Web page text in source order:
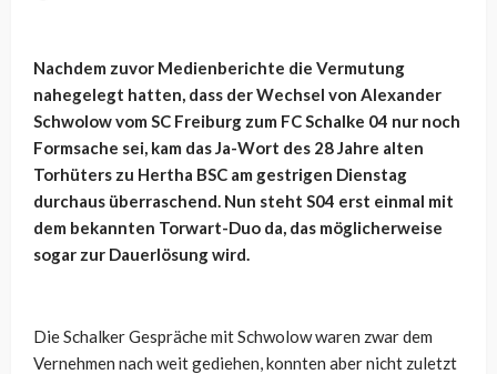
Nachdem zuvor Medienberichte die Vermutung
nahegelegt hatten, dass der Wechsel von Alexander
Schwolow vom SC Freiburg zum FC Schalke 04 nur noch
Formsache sei, kam das Ja-Wort des 28 Jahre alten
Torhüters zu Hertha BSC am gestrigen Dienstag
durchaus überraschend. Nun steht S04 erst einmal mit
dem bekannten Torwart-Duo da, das möglicherweise
sogar zur Dauerlösung wird.
Die Schalker Gespräche mit Schwolow waren zwar dem
Vernehmen nach weit gediehen, konnten aber nicht zuletzt